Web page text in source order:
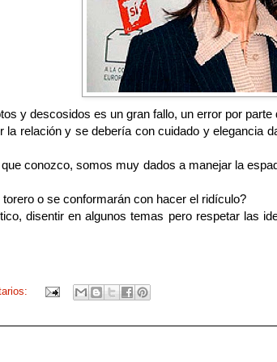
y descosidos es un gran fallo, un error por
la relación y se debería con cuidado y elegancia
conozco, somos muy dados a manejar la
o se conformarán con hacer el ridículo?
disentir en algunos temas pero respetar las